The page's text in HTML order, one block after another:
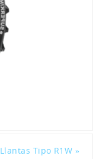
Llantas Tipo R1W »